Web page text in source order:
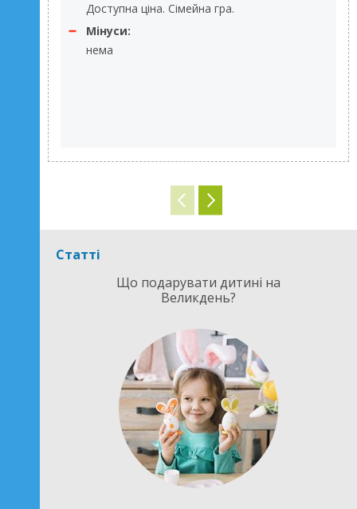
Доступна ціна. Сімейна гра.
Мінуси:
нема
Статті
Що подарувати дитині на
Великдень?